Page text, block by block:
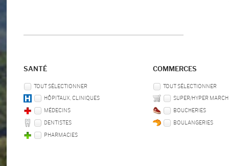
SANTÉ
TOUT SÉLECTIONNER
HÔPITAUX, CLINIQUES
MÉDECINS
DENTISTES
PHARMACIES
COMMERCES
TOUT SÉLECTIONNER
SUPER/HYPER
BOUCHERIES
BOULANGERIES